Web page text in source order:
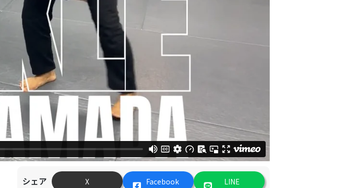
シェア X Facebook LINE